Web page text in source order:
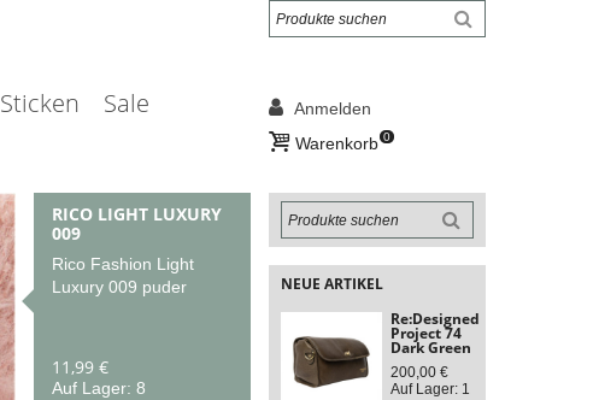
Sticken
Sale
Anmelden
Warenkorb 0
RICO LIGHT LUXURY
009
Rico Fashion Light
Luxury 009 puder
11,99 €
Auf Lager: 8
NEUE ARTIKEL
Re:Designed
Project 74
Dark Green
200,00 €
Auf Lager: 1